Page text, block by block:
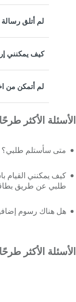
لم أتلق
كيف يمكنني
لم أتمكن من
الأسئلة الأكثر طرحًا
متى سأستلم طلبي؟
كيف يمكنني القيام
طلبي عن طريق
هل هناك رسوم
الأسئلة الأكثر طرحًا